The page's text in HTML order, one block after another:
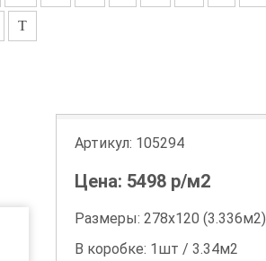
Т
Артикул: 105294
Цена: 5498р/м2
Размеры: 278х120 (3.336м2)
В коробке: 1шт / 3.34м2